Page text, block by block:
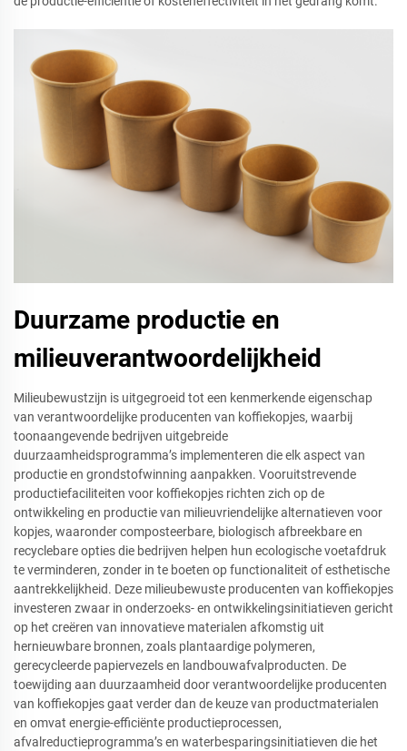
Duurzame productie en
milieuverantwoordelijkheid
Milieubewustzijn is uitgegroeid tot een kenmerkende eigenschap
van verantwoordelijke producenten van koffiekopjes, waarbij
toonaangevende bedrijven uitgebreide
duurzaamheidsprogramma’s implementeren die elk aspect van
productie en grondstofwinning aanpakken. Vooruitstrevende
productiefaciliteiten voor koffiekopjes richten zich op de
ontwikkeling en productie van milieuvriendelijke alternatieven voor
kopjes, waaronder composteerbare, biologisch afbreekbare en
recyclebare opties die bedrijven helpen hun ecologische voetafdruk
te verminderen, zonder in te boeten op functionaliteit of esthetische
aantrekkelijkheid. Deze milieubewuste producenten van koffiekopjes
investeren zwaar in onderzoeks- en ontwikkelingsinitiatieven gericht
op het creëren van innovatieve materialen afkomstig uit
hernieuwbare bronnen, zoals plantaardige polymeren,
gerecycleerde papiervezels en landbouwafvalproducten. De
toewijding aan duurzaamheid door verantwoordelijke producenten
van koffiekopjes gaat verder dan de keuze van productmaterialen
en omvat energie-efficiënte productieprocessen,
afvalreductieprogramma’s en waterbesparingsinitiatieven die het